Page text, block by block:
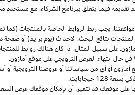
فيما يتعلق ببرنامج الشركاء، مع
يجب ربط الروابط الخاصة بالمنتجات
نتائج البحث، الاحداث (يوم برايم) أو صفحة
على سبيل المثال، اذا كان هنالك روابط
أمازونأوأي منسياساتناأوعروضنا الترويجيةأو
بسعة جيجابايت.
موقعك قد تتغير. أن بإمكان موقعك عرض